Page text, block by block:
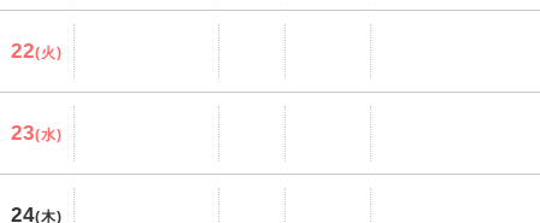
22(火)
23(水)
24(木)